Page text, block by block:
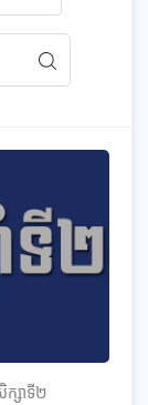
សា​ទី​២